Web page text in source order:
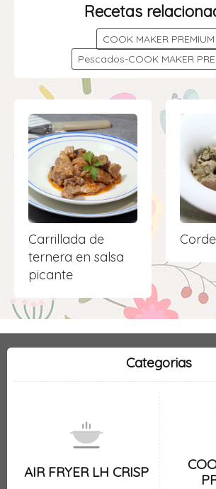
Recetas
COOK MAKER PREMIUM
Pescados-COOK MAKER
Carrillada de
ternera en salsa
picante
Categorias
AIR FRYER LH CRISP